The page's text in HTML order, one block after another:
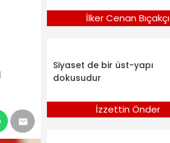
İlker Cenan Bıçakçı
Siyaset de bir üst-yapı
dokusudur
İzzettin Önder